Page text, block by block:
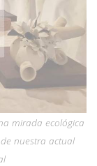
mirada ecológica
nuestra actual